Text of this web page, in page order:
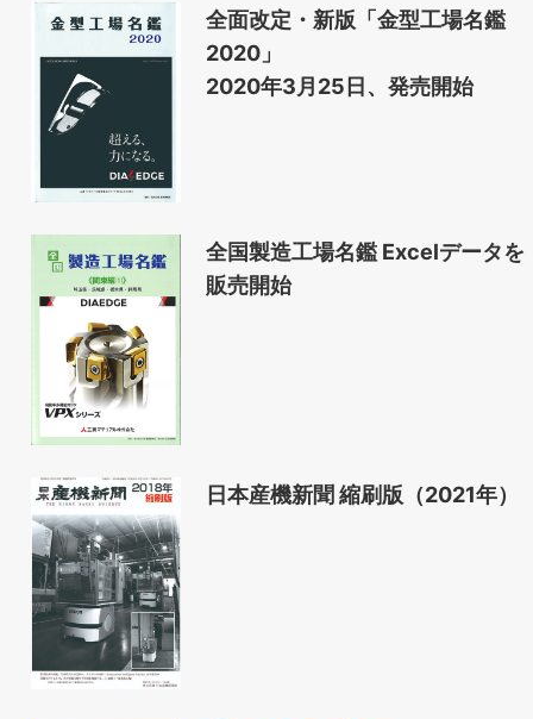
全面改定・新版「金型工場名鑑
2020」
2020年3月25日、発売開始
全国製造工場名鑑 Excelデータを
販売開始
日本産機新聞 縮刷版（2021年）